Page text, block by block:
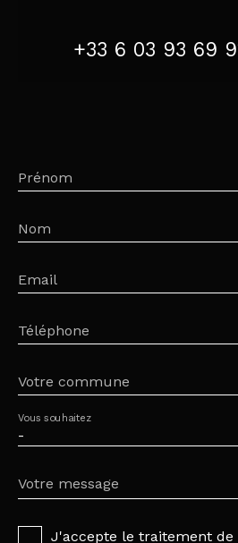
+33 6 03 93 69
Prénom
Nom
Email
Téléphone
Votre commune
-
Vous souhaitez
Votre message
J'accepte le traitement de